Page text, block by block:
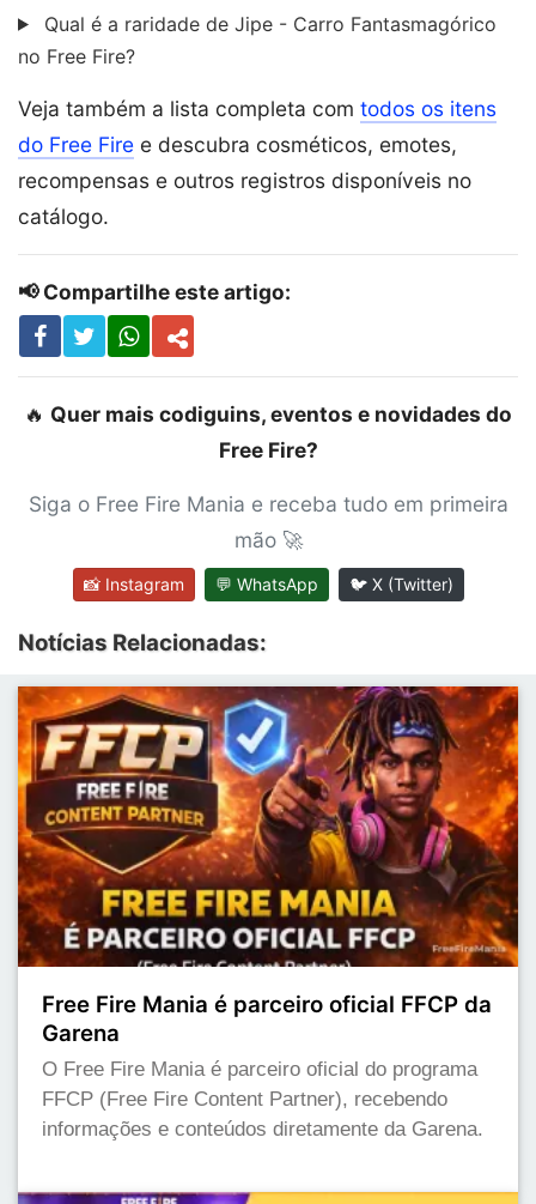
Qual é a raridade de Jipe - Carro Fantasmagórico
no Free Fire?
Veja também a lista completa com todos os itens
do Free Fire e descubra cosméticos, emotes,
recompensas e outros registros disponíveis no
catálogo.
📢 Compartilhe este artigo:
🔥 Quer mais codiguins, eventos e novidades do
Free Fire?
Siga o Free Fire Mania e receba tudo em primeira
mão 🚀
📸 Instagram 💬 WhatsApp 🐦 X (Twitter)
Notícias Relacionadas:
Free Fire Mania é parceiro oficial FFCP da
Garena
O Free Fire Mania é parceiro oficial do programa
FFCP (Free Fire Content Partner), recebendo
informações e conteúdos diretamente da Garena.